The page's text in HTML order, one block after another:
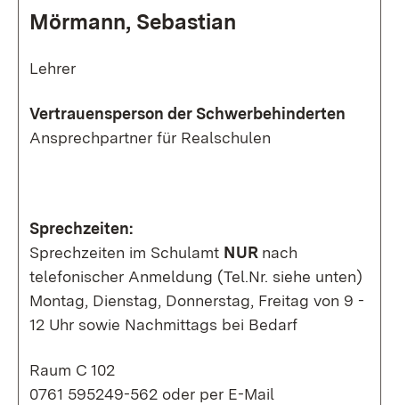
Mörmann, Sebastian
Lehrer
Vertrauensperson der Schwerbehinderten
Ansprechpartner für Realschulen
Sprechzeiten:
Sprechzeiten im Schulamt NUR nach
telefonischer Anmeldung (Tel.Nr. siehe unten)
Montag, Dienstag, Donnerstag, Freitag von 9 -
12 Uhr sowie Nachmittags bei Bedarf
Raum C 102
0761 595249-562 oder per E-Mail